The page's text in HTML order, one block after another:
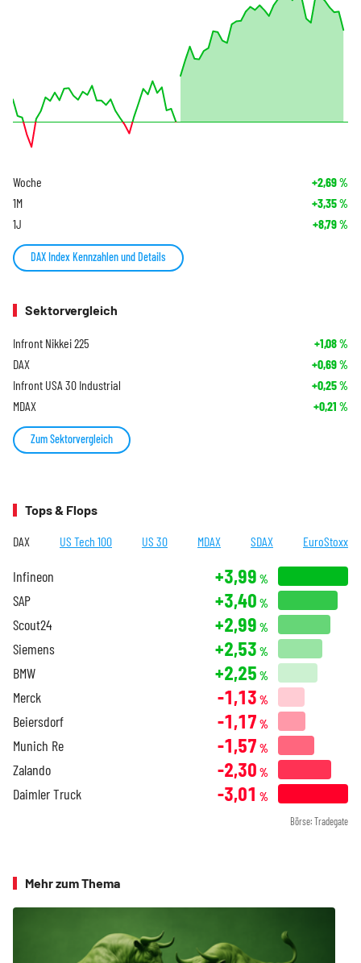
Woche +2,69%
1M +3,35%
1J +8,79%
DAX Index Kennzahlen und Details
Sektorvergleich
Infront Nikkei 225 +1,08%
DAX +0,69%
Infront USA 30 Industrial +0,25%
MDAX +0,21 %
Zum Sektorvergleich
Tops & Flops
DAX US Tech 100 US 30 MDAX SDAX EuroStoxx
Infineon +3,99 %
SAP +3,40 %
Scout24 +2,99 %
Siemens +2,53 %
BMW +2,25 %
Merck -1,13 %
Beiersdorf -1,17 %
Munich Re -1,57 %
Zalando -2,30 %
Daimler Truck -3,01 %
Börse: Tradegate
Mehr zum Thema